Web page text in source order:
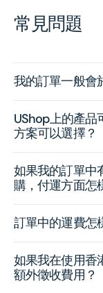
常見問題
我的訂單一般會
UShop上的產品
方案可以選擇？
如果我的訂單中
購，付運方面怎
訂單中的運費怎
如果我在使用香
額外徵收費用？